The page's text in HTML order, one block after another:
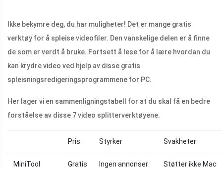
Ikke bekymre deg, du har muligheter! Det er mange gratis
verktøy for å spleise videofiler. Den vanskelige delen er å finne
de som er verdt å bruke. Fortsett å lese for å lære hvordan du
kan krydre video ved hjelp av disse gratis
spleisningsredigeringsprogrammene for PC.
Her lager vi en sammenligningstabell for at du skal få en bedre
forståelse av disse 7 video splitterverktøyene.
Pris Styrker Svakheter
MiniTool
Gratis
Ingen annonser
Støtter ikke Mac